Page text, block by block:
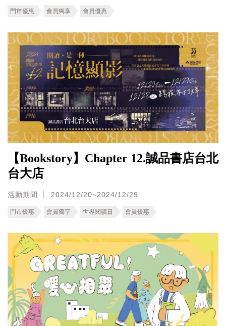
門市優惠 會員獨享 會員優惠
【Bookstory】Chapter 12.誠品書店台北
台大店
活動期間 2024/12/20~2024/12/29
門市優惠 會員獨享 世界閱讀日 會員優惠